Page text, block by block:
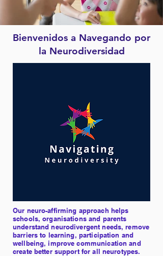
Bienvenidos a Navegando por
la Neurodiversidad
Our neuro-affirming approach helps
schools, organisations and parents
understand neurodivergent needs, remove
barriers to learning, participation and
wellbeing, improve communication and
create better support for all neurotypes.